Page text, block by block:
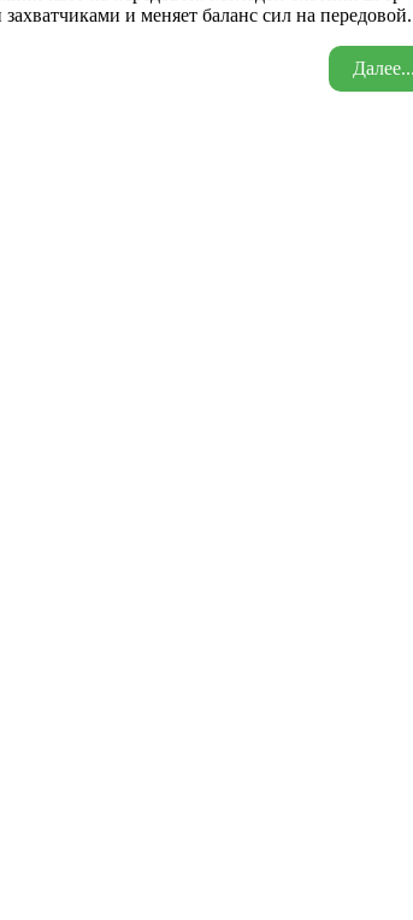
и меняет баланс сил на передовой.
Далее...